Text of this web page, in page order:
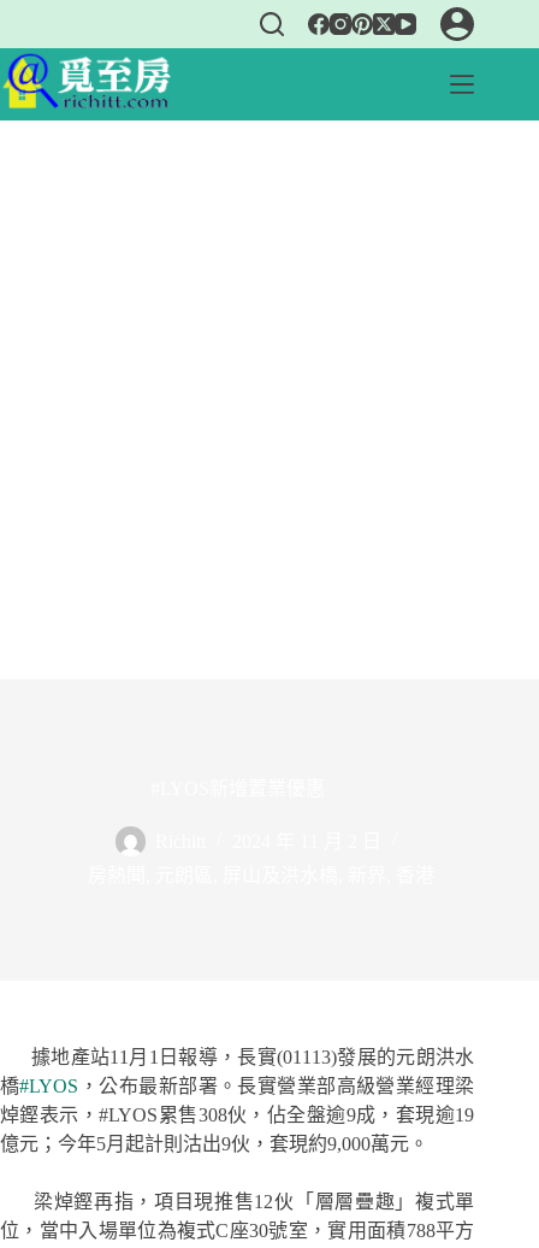
據地產站11月1日報導，長實(01113)發展的元朗洪水
橋#LYOS ，公布最新部署。長實營業部高級營業經理梁
焯鏗表示，#LYOS累售308伙，佔全盤逾9成，套現逾19
億元；今年5月起計則沽出9伙，套現約9,000萬元。
梁焯鏗再指，項目現推售12伙「層層疊趣」複式單
位，當中入場單位為複式C座30號室，實用面積788平方